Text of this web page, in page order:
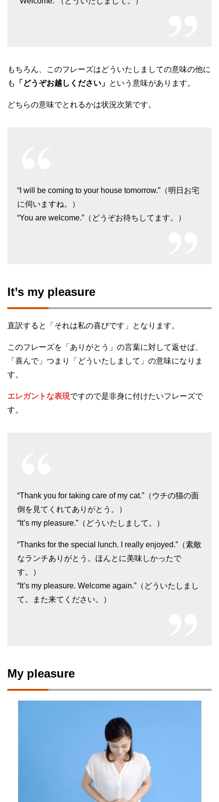
もちろん、このフレーズはどういたしましての意味の他に
も
「どうぞお越しください」 という意味があります。
どちらの意味でとれるかは状況次第です。
“I will be coming to your house tomorrow.”（明日お宅
に伺いますね。）
“You are welcome.”（どうぞお待ちしてます。）
It’s my pleasure
直訳すると「それは私の喜びです」となります。
このフレーズを「ありがとう」の言葉に対して返せば、
「喜んで」つまり「どういたしまして」の意味になりま
す。
エレガントな表現ですので是非身に付けたいフレーズで
す。
“Thank you for taking care of my cat.”（ウチの猫の面
倒を見てくれてありがとう。）
“It’s my pleasure.”（どういたしまして。）
“Thanks for the special lunch. I really enjoyed.”（素敵
なランチありがとう。ほんとに美味しかったで
す。）
“It’s my pleasure. Welcome again.”（どういたしまし
て。また来てください。）
My pleasure